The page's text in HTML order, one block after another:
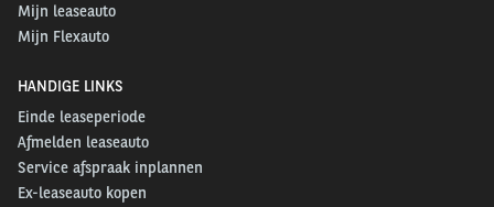
Mijn leaseauto
Mijn Flexauto
HANDIGE LINKS
Einde leaseperiode
Afmelden leaseauto
Service afspraak inplannen
Ex-leaseauto kopen